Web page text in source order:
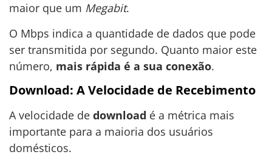
maior que um Megabit.
O Mbps indica a quantidade de dados que pode
ser transmitida por segundo. Quanto maior este
número, mais rápida é a sua conexão.
Download: A Velocidade de Recebimento
A velocidade de download é a métrica mais
importante para a maioria dos usuários
domésticos.